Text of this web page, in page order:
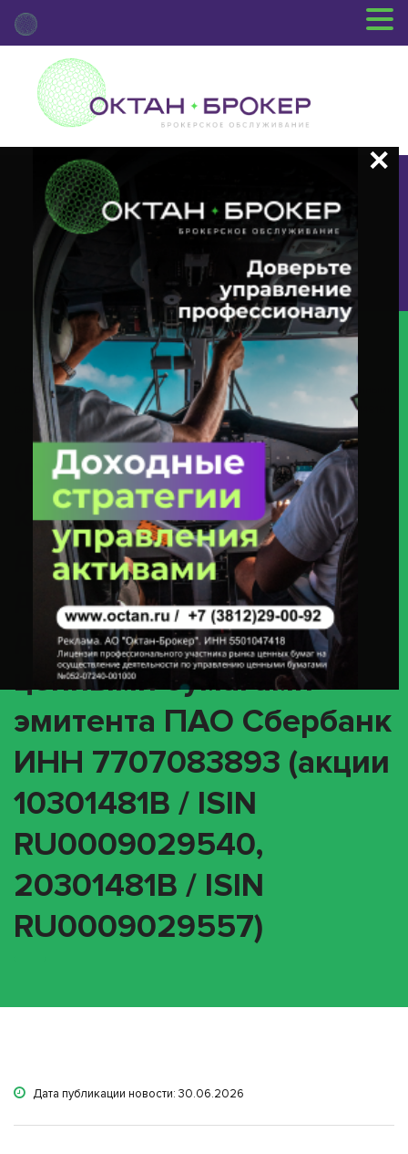
+7 (3812) 29-00-92
г.Омск ул.Красный Путь, 109 оф.510
Главная Новости Депозитария
(DVCA) О Корпоративном
Действии «Выплата Дивидендов В Виде Денежных Средств» С Ценными
Бумагами Эмитента ПАО Сбербанк ИНН 7707083893 (акции 10301481B /
ISIN RU0009029540, 20301481B / ISIN RU0009029557)
(DVCA) О
корпоративном
действии «Выплата
дивидендов в виде
денежных средств» с
ценными бумагами
эмитента ПАО Сбербанк
ИНН 7707083893 (акции
10301481B / ISIN
RU0009029540,
20301481B / ISIN
RU0009029557)
Дата публикации новости: 30.06.2026